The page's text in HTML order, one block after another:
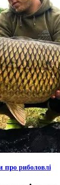
про риболовлi